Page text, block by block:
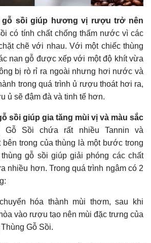
gỗ sồi giúp hương vị rượu trở nên
có tính chất chống thấm nước vì các
chẽ với nhau. Với một chiếc thùng
nan gỗ được xếp với một độ khít vừa
bị rò rỉ ra ngoài nhưng hơi nước và
trong quá trình ủ rượu thoát hơi ra,
ủ sẽ đậm đà và tinh tế hơn.
sồi giúp gia tăng mùi vị và màu sắc
Gỗ Sồi chứa rất nhiều Tannin và
trong của thùng là một bước trong
gỗ sồi giúp giải phóng các chất
nhiều hơn. Trong quá trình ngâm có 2
hóa thành mùi thơm, sau khi
vào rượu tạo nên mùi đặc trưng của
Gỗ Sồi.